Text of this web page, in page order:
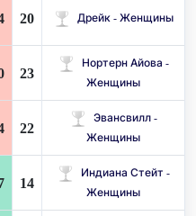
20 Дрейк - Женщины
23
Нортерн Айова -
Женщины
22
Эвансвилл -
Женщины
14
Индиана Стейт -
Женщины